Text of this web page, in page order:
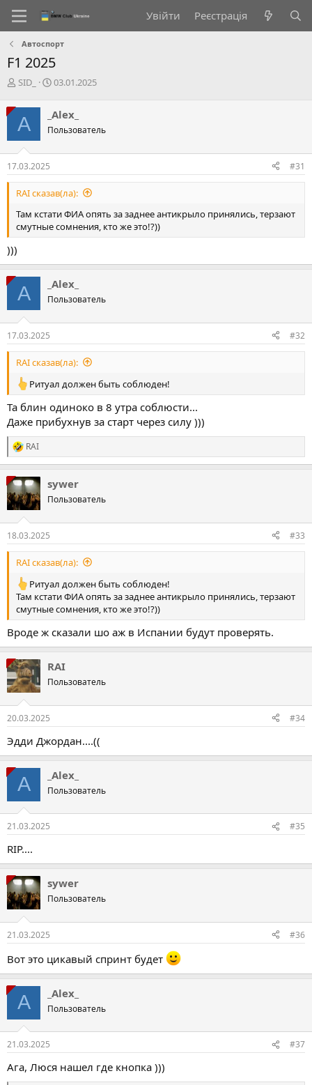
Увійти Реєстрація
Автоспорт
F1 2025
А
т
о
р
т
е
м
и
SID_
Д
а
с
в
р
е
н
я
03.01.2025
A _Alex_
Пользователь
17.03.2025 #31
RAI сказав(ла):
Там кстати ФИА опять за заднее антикрыло принялись, терзают
смутные сомнения, кто же это!?))
)))
A _Alex_
Пользователь
17.03.2025 #32
RAI сказав(ла):
Ритуал должен быть соблюден!
Та блин одиноко в 8 утра соблюсти...
Даже прибухнув за старт через силу )))
Р
е
а
к
ц
і
RAI
sywer
Пользователь
18.03.2025 #33
RAI сказав(ла):
Ритуал должен быть соблюден!
Там кстати ФИА опять за заднее антикрыло принялись, терзают
смутные сомнения, кто же это!?))
Вроде ж сказали шо аж в Испании будут проверять.
RAI
Пользователь
20.03.2025 #34
Эдди Джордан....((
A _Alex_
Пользователь
21.03.2025 #35
RIP....
sywer
Пользователь
21.03.2025 #36
Вот это цикавый спринт будет
A _Alex_
Пользователь
21.03.2025 #37
Ага, Люся нашел где кнопка )))